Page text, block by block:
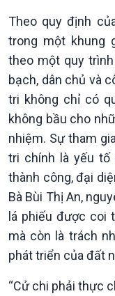
Chính trị
Tin Chính trị
Theo quy định
trong một khung
theo một quy
bạch, dân chủ và
tri không chỉ có
không bầu cho
nhiệm. Sự tham
tri chính là yếu
thành công, đại
Bà Bùi Thị An,
lá phiếu được coi
mà còn là trách
phát triển của đất
“Cử chi phải thực